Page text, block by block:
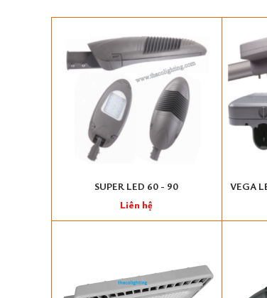
SUPER LED 60 - 90
Liên hệ
VEGA